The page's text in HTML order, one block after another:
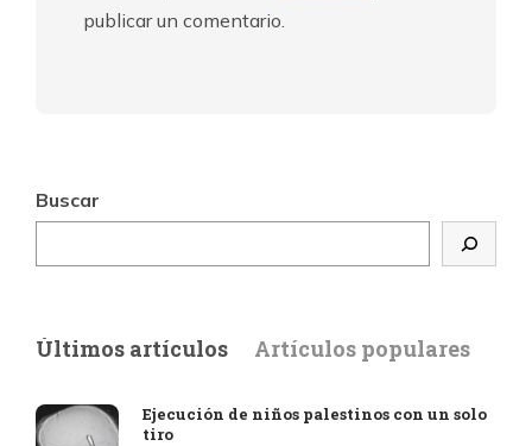
publicar un comentario.
Buscar
Últimos artículos Artículos populares
Ejecución de niños palestinos con un solo
tiro